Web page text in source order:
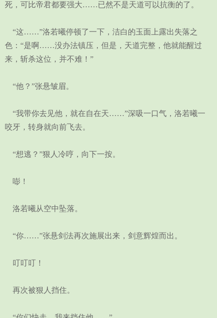
死，可比帝君都要强大……已然不是天道可以抗衡的了。
“这……”洛若曦停顿了一下，洁白的玉面上露出失落之
色：“是啊……没办法镇压，但是，天道完整，他就能醒过
来，斩杀这位，并不难！”
“他？”张悬皱眉。
“我带你去见他，就在自在天……”深吸一口气，洛若曦一
咬牙，转身就向前飞去。
“想逃？”狠人冷哼，向下一按。
嘭！
洛若曦从空中坠落。
“你……”张悬剑法再次施展出来，剑意辉煌而出。
叮叮叮！
再次被狠人挡住。